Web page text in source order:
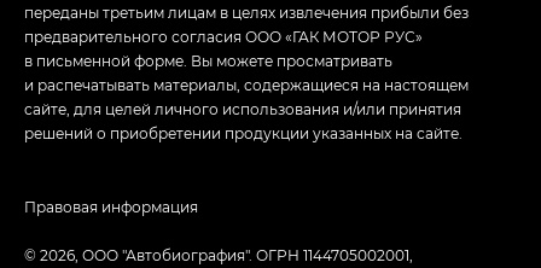
переданы третьим лицам в целях извлечения прибыли без
предварительного согласия ООО «ГАК МОТОР РУС»
в письменной форме. Вы можете просматривать
и распечатывать материалы, содержащиеся на настоящем
сайте, для целей личного использования и/или принятия
решений о приобретении продукции указанных на сайте.
© 2026, ООО "Автобиография". ОГРН 1144705002001,
Правовая информация